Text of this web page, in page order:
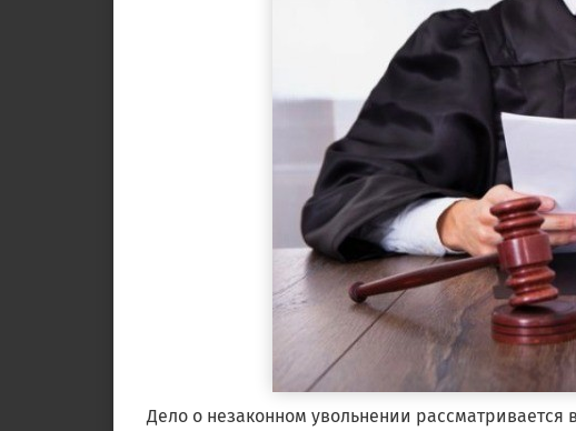
Дело о незаконном увольнении рассматривается